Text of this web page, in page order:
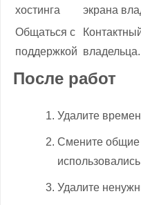
хостинга
экрана
Общаться с
поддержкой владельца.
После работ
Удалите
Смените общие
Удалите